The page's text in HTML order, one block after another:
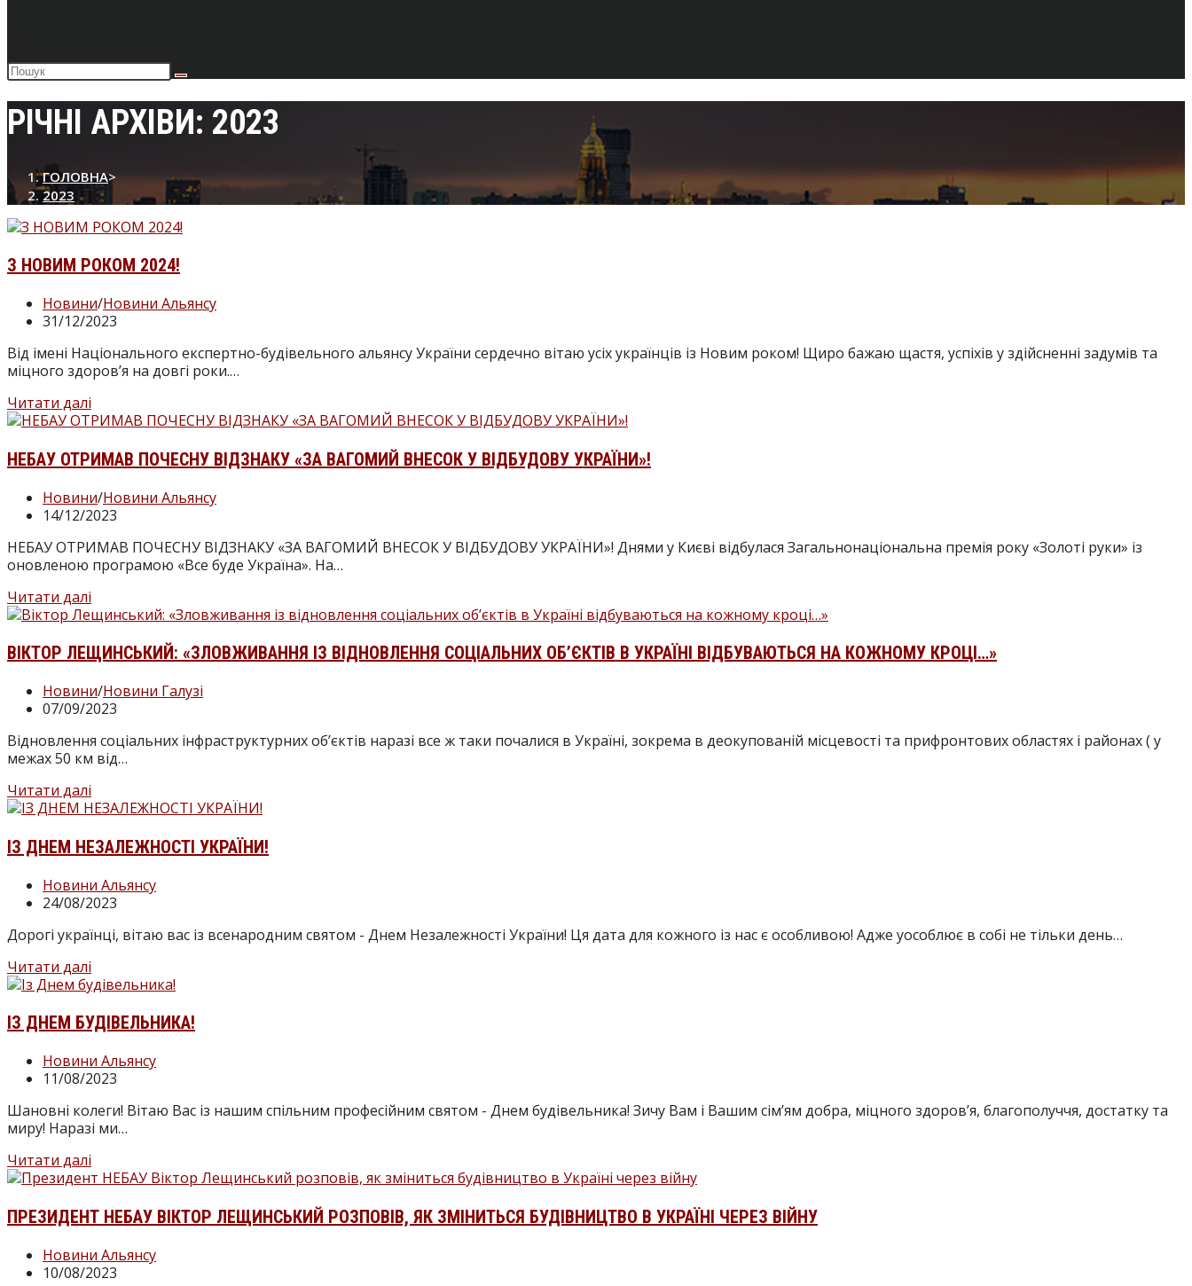
РІЧНІ АРХІВИ: 2023
ГОЛОВНА>
2023
З НОВИМ РОКОМ 2024!
Новини/Новини Альянсу
31/12/2023
Від імені Національного експертно-будівельного альянсу України сердечно вітаю усіх українців із Новим роком! Щиро бажаю щастя, успіхів у здійсненні задумів та
міцного здоров’я на довгі роки.…
Читати далі
НЕБАУ ОТРИМАВ ПОЧЕСНУ ВІДЗНАКУ «ЗА ВАГОМИЙ ВНЕСОК У ВІДБУДОВУ УКРАЇНИ»!
Новини/Новини Альянсу
14/12/2023
НЕБАУ ОТРИМАВ ПОЧЕСНУ ВІДЗНАКУ «ЗА ВАГОМИЙ ВНЕСОК У ВІДБУДОВУ УКРАЇНИ»! Днями у Києві відбулася Загальнонаціональна премія року «Золоті руки» із
оновленою програмою «Все буде Україна». На…
Читати далі
ВІКТОР ЛЕЩИНСЬКИЙ: «ЗЛОВЖИВАННЯ ІЗ ВІДНОВЛЕННЯ СОЦІАЛЬНИХ ОБ’ЄКТІВ В УКРАЇНІ ВІДБУВАЮТЬСЯ НА КОЖНОМУ КРОЦІ…»
Новини/Новини Галузі
07/09/2023
Відновлення соціальних інфраструктурних об’єктів наразі все ж таки почалися в Україні, зокрема в деокупованій місцевості та прифронтових областях і районах ( у
межах 50 км від…
Читати далі
ІЗ ДНЕМ НЕЗАЛЕЖНОСТІ УКРАЇНИ!
Новини Альянсу
24/08/2023
Дорогі українці, вітаю вас із всенародним святом - Днем Незалежності України! Ця дата для кожного із нас є особливою! Адже уособлює в собі не тільки день…
Читати далі
ІЗ ДНЕМ БУДІВЕЛЬНИКА!
Новини Альянсу
11/08/2023
Шановні колеги! Вітаю Вас із нашим спільним професійним святом - Днем будівельника! Зичу Вам і Вашим сім’ям добра, міцного здоров’я, благополуччя, достатку та
миру! Наразі ми…
Читати далі
ПРЕЗИДЕНТ НЕБАУ ВІКТОР ЛЕЩИНСЬКИЙ РОЗПОВІВ, ЯК ЗМІНИТЬСЯ БУДІВНИЦТВО В УКРАЇНІ ЧЕРЕЗ ВІЙНУ
Новини Альянсу
10/08/2023